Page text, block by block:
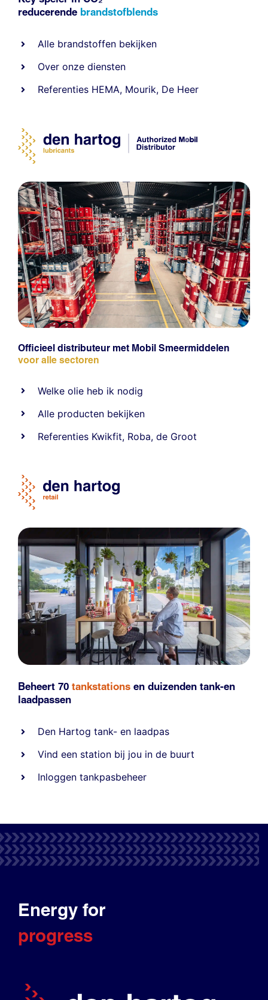
reducerende brandstofblends
Alle brandstoffen bekijken
Over onze diensten
Referenties HEMA, Mourik, De Heer
Officieel distributeur met Mobil Smeermiddelen
voor alle sectoren
Welke olie heb ik nodig
Alle producten bekijken
Referenties Kwikfit, Roba,de Groot
Beheert 70 tankstations en duizenden tank-en
laadpassen
Den Hartog tank- en laadpas
Vind een station bij jou in de buurt
Inloggen tankpasbeheer
Energy for
progress